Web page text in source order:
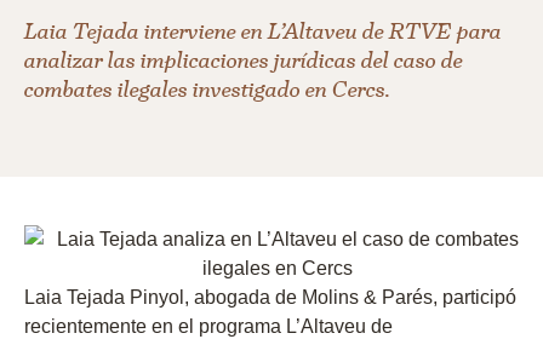
Laia Tejada interviene en L’Altaveu de RTVE para
analizar las implicaciones jurídicas del caso de
combates ilegales investigado en Cercs.
Laia Tejada Pinyol , abogada de Molins & Parés, participó
recientemente en el programa L’Altaveu de